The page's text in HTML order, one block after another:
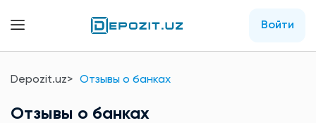
Войти
Depozit.uz Отзывы о банках
Отзывы о банках